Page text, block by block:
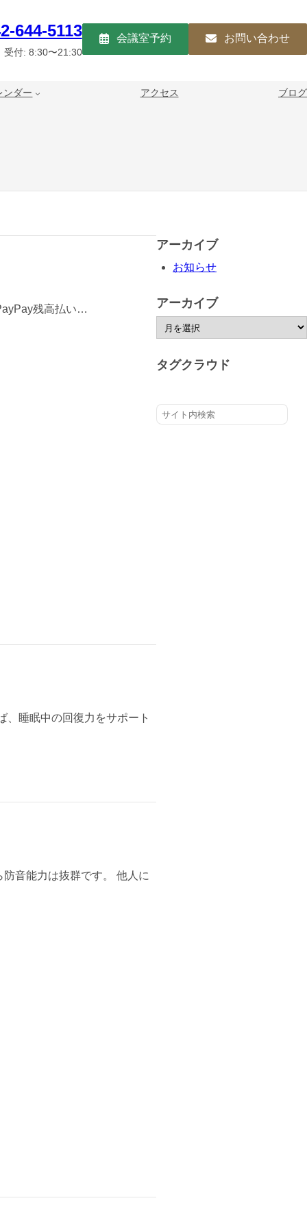
644-5113
受付: 8:30〜21:30
会議室予約 お問い合わせ
ンダー アクセス ブログ
残高払い…
、睡眠中の回復力をサポート
音能力は抜群です。 他人に
アーカイブ
お知らせ
アーカイブ
カ
ブ
タグクラウド
検